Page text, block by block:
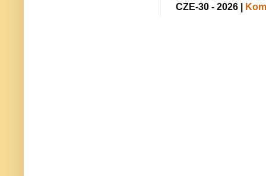
CZE-30 - 2026 |